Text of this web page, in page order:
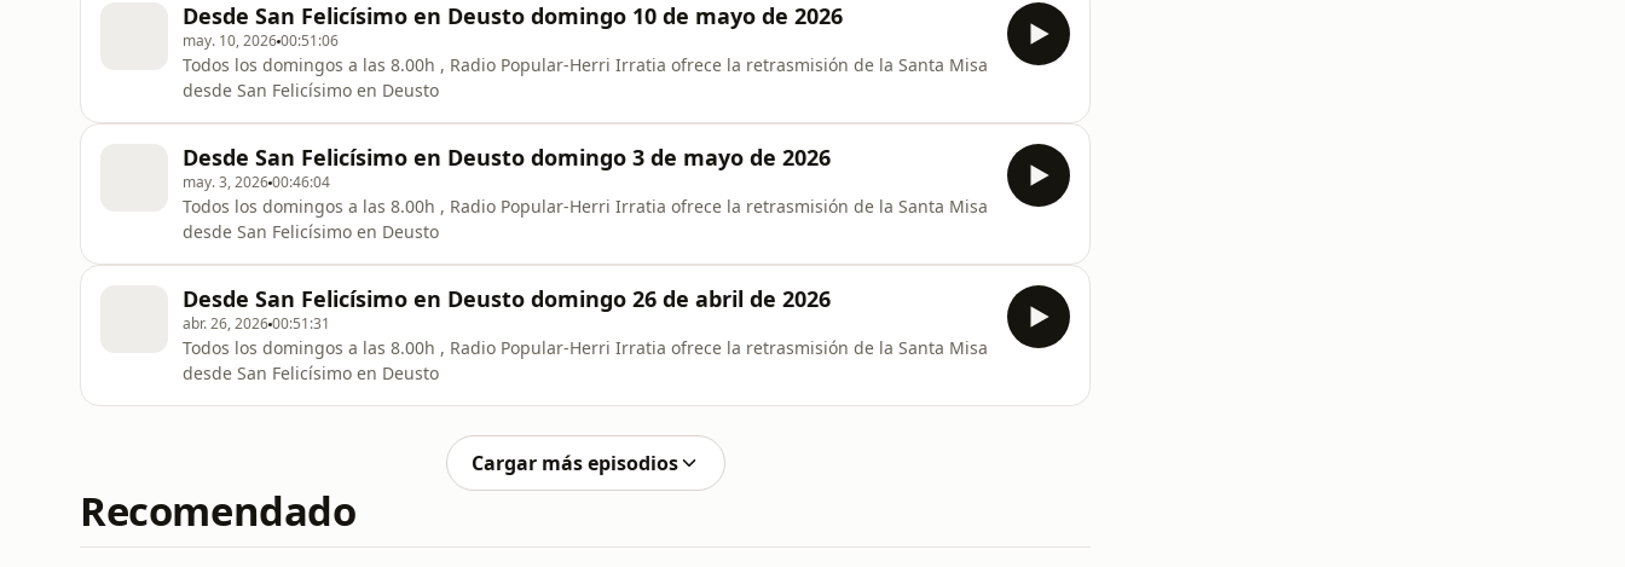
Desde San Felicísimo en Deusto domingo 10 de mayo de 2026
may. 10, 202600:51:06
Todos los domingos a las 8.00h , Radio Popular-Herri Irratia ofrece la retrasmisión de la Santa Misa
desde San Felicísimo en Deusto
Desde San Felicísimo en Deusto domingo 3 de mayo de 2026
may. 3, 202600:46:04
Todos los domingos a las 8.00h , Radio Popular-Herri Irratia ofrece la retrasmisión de la Santa Misa
desde San Felicísimo en Deusto
Desde San Felicísimo en Deusto domingo 26 de abril de 2026
abr. 26, 202600:51:31
Todos los domingos a las 8.00h , Radio Popular-Herri Irratia ofrece la retrasmisión de la Santa Misa
desde San Felicísimo en Deusto
Cargar más episodios
Recomendado